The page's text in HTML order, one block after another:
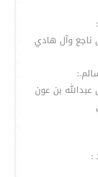
وآل هادي
بن عون
: